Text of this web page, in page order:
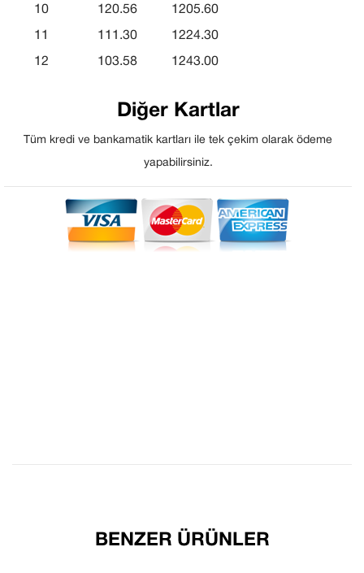
10 120.56 1205.60
11 111.30 1224.30
12 103.58 1243.00
Diğer Kartlar
Tüm kredi ve bankamatik kartları ile tek çekim olarak ödeme
yapabilirsiniz.
BENZER ÜRÜNLER